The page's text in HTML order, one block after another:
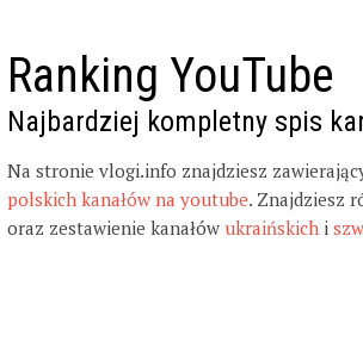
Ranking YouTube
Najbardziej kompletny spis
Na stronie vlogi.info znajdziesz
polskich kanałów na youtube. Znajdziesz
oraz zestawienie kanałów ukraińskich i